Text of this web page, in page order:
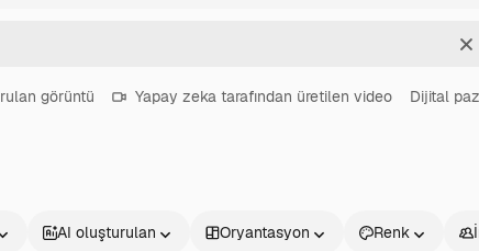
görüntü Yapay zeka tarafından üretilen video Dijital
AI oluşturulan Oryantasyon Renk